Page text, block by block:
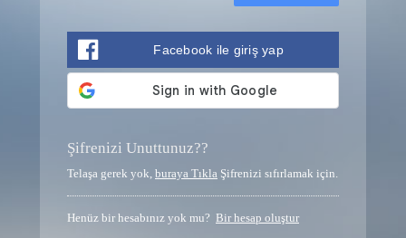
Facebook ile giriş yap
Şifrenizi Unuttunuz??
Telaşa gerek yok, buraya Tıkla Şifrenizi sıfırlamak için.
Henüz bir hesabınız yok mu? Bir hesap oluştur